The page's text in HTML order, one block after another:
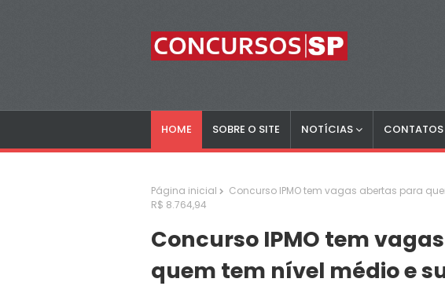
HOME SOBRE O SITE NOTÍCIAS CONTATOS
Página inicial
Concurso IPMO tem vagas abertas para
R$ 8.764,94
Concurso IPMO tem
quem tem nível médio e